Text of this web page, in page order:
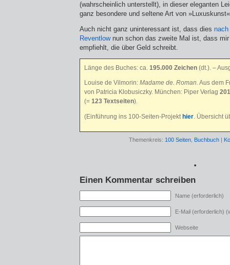
(wahrscheinlich unterstellt), in dieser eleganten
ganz besondere und seltene Art von
Auch nicht ganz uninteressant ist, dass dies
Reventlownun schon das zweite Mal ist, dass
empfiehlt, die über Geld schreibt.
Länge des Buches: ca. 195.000 Zeichen (dt.). –
Louise de Vilmorin: Madame de. Roman. Aus dem
von Patricia Klobusiczky. München: Piper Verlag
(= 123 Textseiten).
(Einführung ins 100-Seiten-Projekt hier . Übersicht
Themenkreis: 100 Seiten Buchbuch
*
Einen Kommentar schreiben
Name (erforderlich)
E-Mail (erforderlich)
Webseite